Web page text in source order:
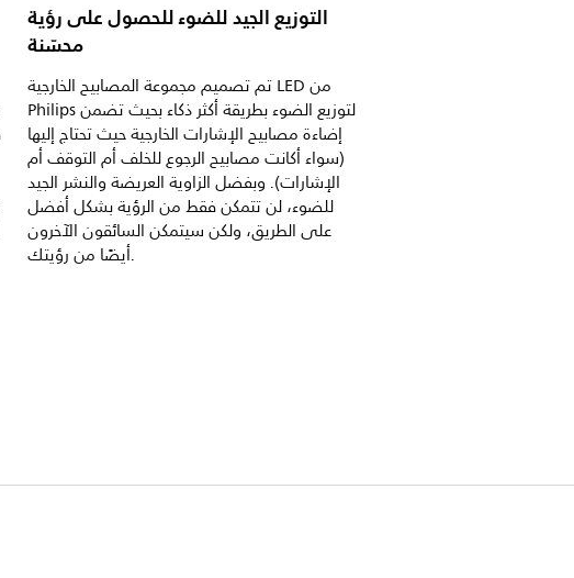
التوزيع الجيد للضوء للحصول على رؤية
محسّنة
تم تصميم مجموعة المصابيح الخارجية LED من
Philips لتوزيع الضوء بطريقة أكثر ذكاء بحيث تضمن
إضاءة مصابيح الإشارات الخارجية حيث تحتاج إليها
(سواء أكانت مصابيح الرجوع للخلف أم التوقف أم
الإشارات). وبفضل الزاوية العريضة والنشر الجيد
للضوء، لن تتمكن فقط من الرؤية بشكل أفضل
على الطريق، ولكن سيتمكن السائقون الآخرون
أيضًا من رؤيتك.